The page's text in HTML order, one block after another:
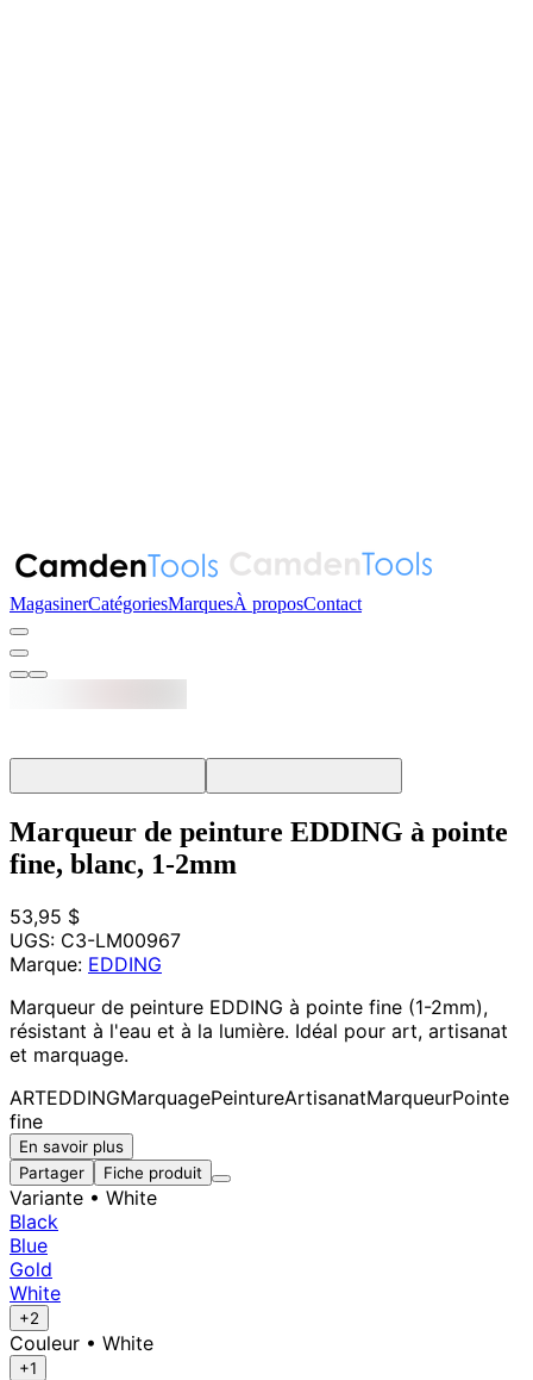
MagasinerCatégoriesMarquesÀ proposContact
Marqueur de peinture EDDING à pointe
fine, blanc, 1-2mm
53,95 $
UGS: C3-LM00967
Marque: EDDING
Marqueur de peinture EDDING à pointe fine (1-2mm),
résistant à l'eau et à la lumière. Idéal pour art, artisanat
et marquage.
ARTEDDINGMarquagePeintureArtisanatMarqueurPointe
fine
En savoir plus
Partager
Fiche produit
Variante • White
Black
Blue
Gold
White
+2
Couleur • White
+1